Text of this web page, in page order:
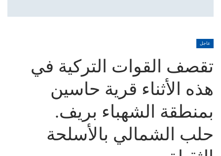
عاجل
تقصف القوات التركية في
هذه الأثناء قرية حاسين
بمنطقة الشهباء بريف.
حلب الشمالي بالأسلحة